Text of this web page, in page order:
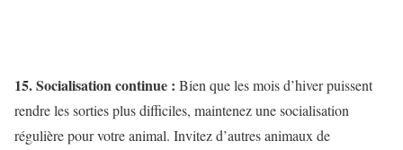
15. Socialisation continue : Bien que les mois d’hiver puissent
rendre les sorties plus difficiles, maintenez une socialisation
régulière pour votre animal. Invitez d’autres animaux de